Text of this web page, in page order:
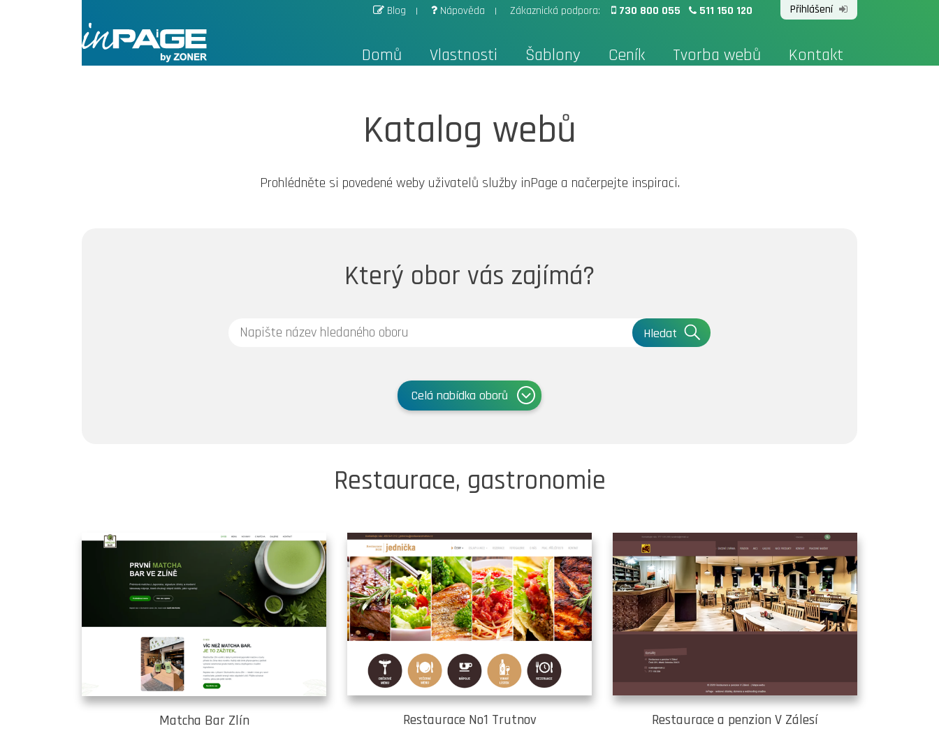
Domů Vlastnosti Šablony Ceník Tvorba webů Kontakt
Blog Nápověda Zákaznická podpora: 730 800 055 511 150 120 Přihlášení
Katalog webů
Prohlédněte si povedené weby uživatelů služby inPage a načerpejte inspiraci.
Který obor vás zajímá?
Hledat
Celá nabídka oborů
Restaurace, gastronomie
Matcha Bar Zlín Restaurace No1 Trutnov Restaurace a penzion V Zálesí